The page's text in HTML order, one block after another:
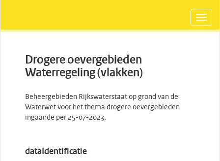
Drogere oevergebieden
Waterregeling (vlakken)
Beheergebieden Rijkswaterstaat op grond van de
Waterwet voor het thema drogere oevergebieden
ingaande per 25-07-2023.
dataIdentificatie